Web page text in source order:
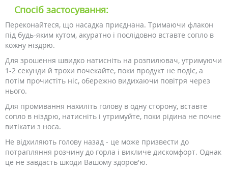
Спосіб застосування:
Переконайтеся, що насадка приєднана. Тримаючи флакон
під будь-яким кутом, акуратно і послідовно вставте сопло в
кожну ніздрю.
Для зрошення швидко натисніть на розпилювач, утримуючи
1-2 секунди й трохи почекайте, поки продукт не подіє, а
потім прочистіть ніс, обережно видихаючи повітря через
нього.
Для промивання нахиліть голову в одну сторону, вставте
сопло в ніздрю, натисніть і утримуйте, поки рідина не почне
витікати з носа.
Не відхиляють голову назад - це може призвести до
потрапляння розчину до горла і викличе дискомфорт. Однак
це не завдасть шкоди Вашому здоров'ю.